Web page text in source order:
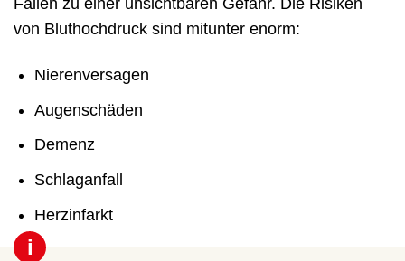
Fällen zu einer unsichtbaren Gefahr. Die Risiken
von Bluthochdruck sind mitunter enorm:
Nierenversagen
Augenschäden
Demenz
Schlaganfall
Herzinfarkt
i